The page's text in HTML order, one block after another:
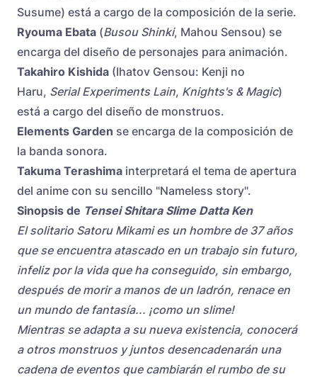
Susume) está a cargo de la composición de la serie.
Ryouma Ebata (Busou Shinki, Mahou Sensou) se
encarga del diseño de personajes para animación.
Takahiro Kishida (Ihatov Gensou: Kenji no
Haru, Serial Experiments Lain, Knights's & Magic)
está a cargo del diseño de monstruos.
Elements Garden se encarga de la composición de
la banda sonora.
Takuma Terashima interpretará el tema de apertura
del anime con su sencillo "Nameless story".
Sinopsis de Tensei Shitara Slime Datta Ken
El solitario Satoru Mikami es un hombre de 37 años
que se encuentra atascado en un trabajo sin futuro,
infeliz por la vida que ha conseguido, sin embargo,
después de morir a manos de un ladrón, renace en
un mundo de fantasía... ¡como un slime!
Mientras se adapta a su nueva existencia, conocerá
a otros monstruos y juntos desencadenarán una
cadena de eventos que cambiarán el rumbo de su